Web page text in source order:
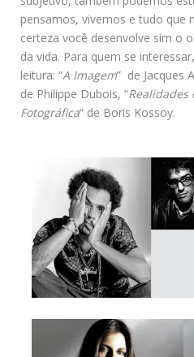
pensamos, vivemos e tudo que
certeza você desenvolve sim o
da vida. Para quem se
leitura: “A Imagem” de Jacques
de Philippe Dubois, “Realidades
Fotográfica” de Boris Kossoy.